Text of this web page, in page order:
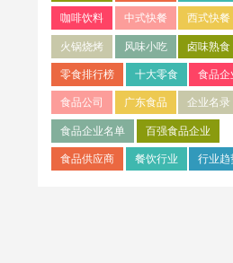
咖啡饮料 中式快餐 西式快餐
火锅烧烤 风味小吃 卤味熟食
零食排行榜 十大零食 食品企
食品公司 广东食品 企业名录
食品企业名单 百强食品企业
食品供应商 餐饮行业 行业趋